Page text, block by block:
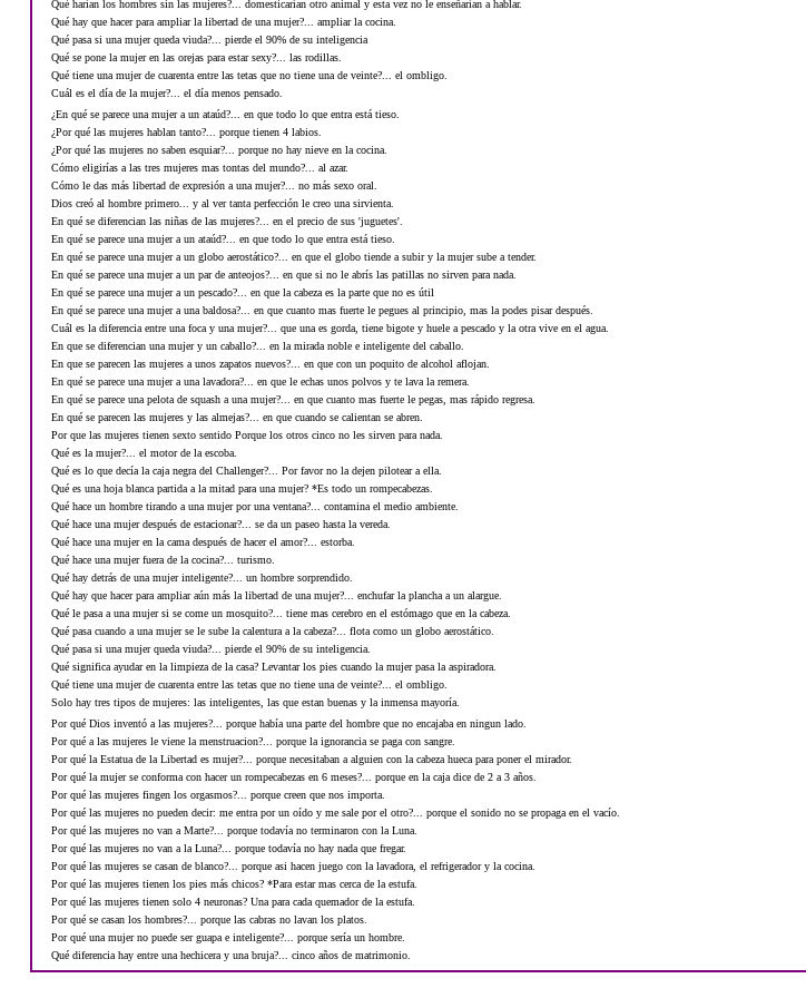
Qué harían los hombres sin las mujeres?... domesticarían otro animal y esta vez no le enseñarían a hablar.
Qué hay que hacer para ampliar la libertad de una mujer?... ampliar la cocina.
Qué pasa si una mujer queda viuda?... pierde el 90% de su inteligencia
Qué se pone la mujer en las orejas para estar sexy?... las rodillas.
Qué tiene una mujer de cuarenta entre las tetas que no tiene una de veinte?... el ombligo.
Cuál es el día de la mujer?... el día menos pensado.
¿En qué se parece una mujer a un ataúd?... en que todo lo que entra está tieso.
¿Por qué las mujeres hablan tanto?... porque tienen 4 labios.
¿Por qué las mujeres no saben esquiar?... porque no hay nieve en la cocina.
Cómo eligirías a las tres mujeres mas tontas del mundo?... al azar.
Cómo le das más libertad de expresión a una mujer?... no más sexo oral.
Dios creó al hombre primero... y al ver tanta perfección le creo una sirvienta.
En qué se diferencian las niñas de las mujeres?... en el precio de sus 'juguetes'.
En qué se parece una mujer a un ataúd?... en que todo lo que entra está tieso.
En qué se parece una mujer a un globo aerostático?... en que el globo tiende a subir y la mujer sube a tender.
En qué se parece una mujer a un par de anteojos?... en que si no le abrís las patillas no sirven para nada.
En qué se parece una mujer a un pescado?... en que la cabeza es la parte que no es útil
En qué se parece una mujer a una baldosa?... en que cuanto mas fuerte le pegues al principio, mas la podes pisar después.
Cuál es la diferencia entre una foca y una mujer?... que una es gorda, tiene bigote y huele a pescado y la otra vive en el agua.
En que se diferencian una mujer y un caballo?... en la mirada noble e inteligente del caballo.
En que se parecen las mujeres a unos zapatos nuevos?... en que con un poquito de alcohol aflojan.
En qué se parece una mujer a una lavadora?... en que le echas unos polvos y te lava la remera.
En qué se parece una pelota de squash a una mujer?... en que cuanto mas fuerte le pegas, mas rápido regresa.
En qué se parecen las mujeres y las almejas?... en que cuando se calientan se abren.
Por que las mujeres tienen sexto sentido Porque los otros cinco no les sirven para nada.
Qué es la mujer?... el motor de la escoba.
Qué es lo que decía la caja negra del Challenger?... Por favor no la dejen pilotear a ella.
Qué es una hoja blanca partida a la mitad para una mujer? *Es todo un rompecabezas.
Qué hace un hombre tirando a una mujer por una ventana?... contamina el medio ambiente.
Qué hace una mujer después de estacionar?... se da un paseo hasta la vereda.
Qué hace una mujer en la cama después de hacer el amor?... estorba.
Qué hace una mujer fuera de la cocina?... turismo.
Qué hay detrás de una mujer inteligente?... un hombre sorprendido.
Qué hay que hacer para ampliar aún más la libertad de una mujer?... enchufar la plancha a un alargue.
Qué le pasa a una mujer si se come un mosquito?... tiene mas cerebro en el estómago que en la cabeza.
Qué pasa cuando a una mujer se le sube la calentura a la cabeza?... flota como un globo aerostático.
Qué pasa si una mujer queda viuda?... pierde el 90% de su inteligencia.
Qué significa ayudar en la limpieza de la casa? Levantar los pies cuando la mujer pasa la aspiradora.
Qué tiene una mujer de cuarenta entre las tetas que no tiene una de veinte?... el ombligo.
Solo hay tres tipos de mujeres: las inteligentes, las que estan buenas y la inmensa mayoría.
Por qué Dios inventó a las mujeres?... porque había una parte del hombre que no encajaba en ningun lado.
Por qué a las mujeres le viene la menstruacion?... porque la ignorancia se paga con sangre.
Por qué la Estatua de la Libertad es mujer?... porque necesitaban a alguien con la cabeza hueca para poner el mirador.
Por qué la mujer se conforma con hacer un rompecabezas en 6 meses?... porque en la caja dice de 2 a 3 años.
Por qué las mujeres fingen los orgasmos?... porque creen que nos importa.
Por qué las mujeres no pueden decir: me entra por un oído y me sale por el otro?... porque el sonido no se propaga en el vacío.
Por qué las mujeres no van a Marte?... porque todavía no terminaron con la Luna.
Por qué las mujeres no van a la Luna?... porque todavía no hay nada que fregar.
Por qué las mujeres se casan de blanco?... porque asi hacen juego con la lavadora, el refrigerador y la cocina.
Por qué las mujeres tienen los pies más chicos? *Para estar mas cerca de la estufa.
Por qué las mujeres tienen solo 4 neuronas? Una para cada quemador de la estufa.
Por qué se casan los hombres?... porque las cabras no lavan los platos.
Por qué una mujer no puede ser guapa e inteligente?... porque sería un hombre.
Qué diferencia hay entre una hechicera y una bruja?... cinco años de matrimonio.